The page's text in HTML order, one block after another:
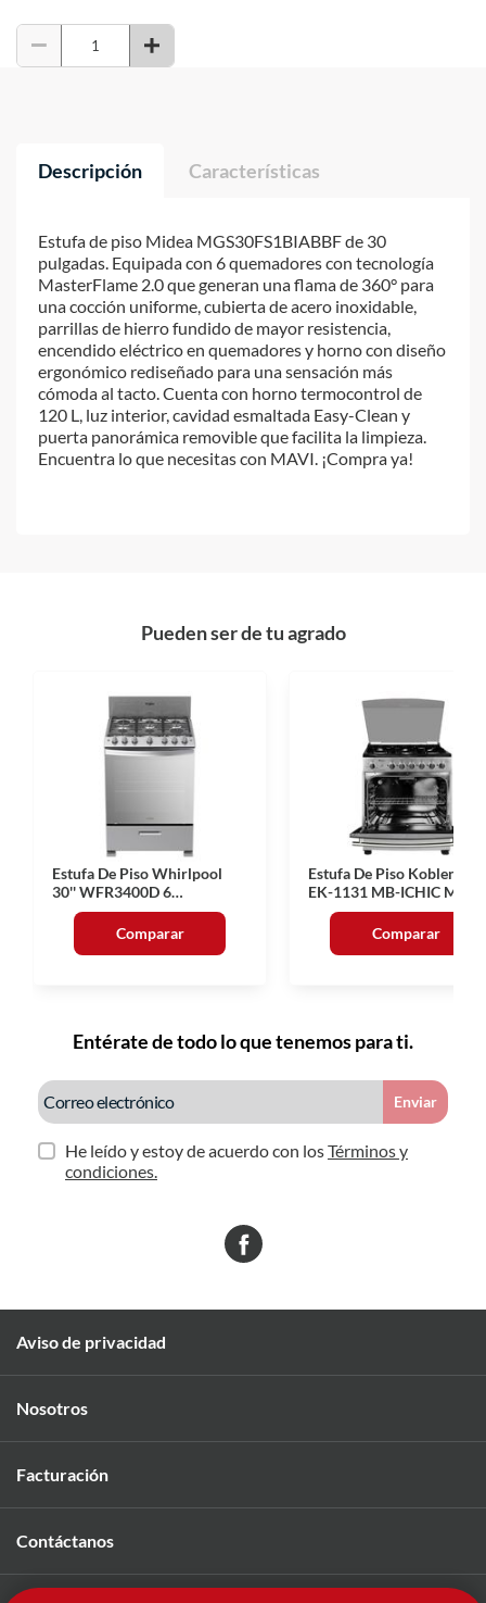
Descripción Características
Estufa de piso Midea MGS30FS1BIABBF de 30
pulgadas. Equipada con 6 quemadores con tecnología
MasterFlame 2.0 que generan una flama de 360° para
una cocción uniforme, cubierta de acero inoxidable,
parrillas de hierro fundido de mayor resistencia,
encendido eléctrico en quemadores y horno con diseño
ergonómico rediseñado para una sensación más
cómoda al tacto. Cuenta con horno termocontrol de
120 L, luz interior, cavidad esmaltada Easy-Clean y
puerta panorámica removible que facilita la limpieza.
Encuentra lo que necesitas con MAVI. ¡Compra ya!
Pueden ser de tu agrado
Estufa De Piso Whirlpool
30'' WFR3400D 6
Quemadores
Comparar
Estufa De Piso Koblenz
EK-1131 MB-ICHIC
6 Quemadores
Comparar
Entérate de todo lo que tenemos para ti.
Enviar
He leído y estoy de acuerdo con losTérminos y
condiciones.
Aviso de privacidad
Nosotros
Facturación
Contáctanos